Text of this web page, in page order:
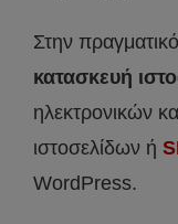
Στην
κατασκευή
ηλεκτρονικών
ιστοσελίδων ή
WordPress.